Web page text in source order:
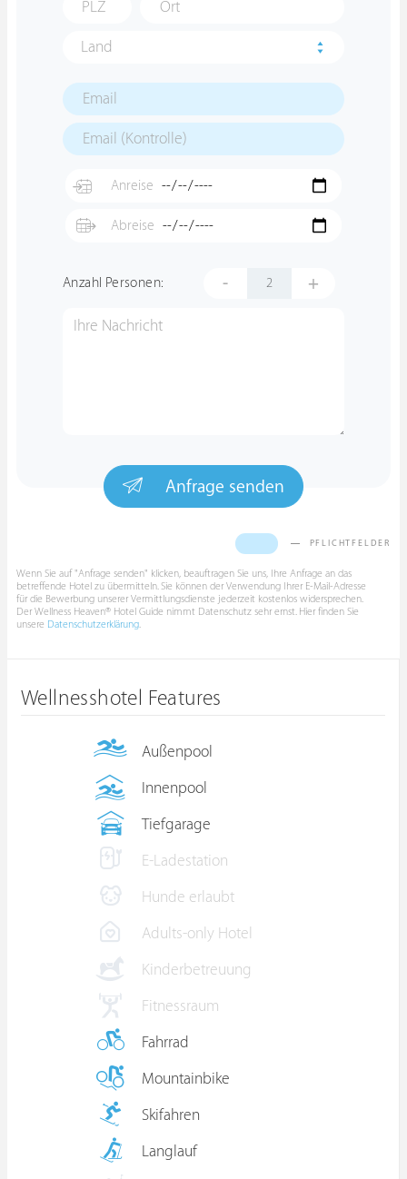
Land
Anzahl Personen: - +
Anfrage senden
PFLICHTFELDER
Wenn Sie auf "Anfrage senden" klicken, beauftragen Sie uns, Ihre Anfrage an das
betreffende Hotel zu übermitteln. Sie können der Verwendung Ihrer E-Mail-Adresse
für die Bewerbung unserer Vermittlungsdienste jederzeit kostenlos widersprechen.
Der Wellness Heaven® Hotel Guide nimmt Datenschutz sehr ernst. Hier finden Sie
unsere Datenschutzerklärung.
Wellnesshotel Features
Außenpool
Innenpool
Tiefgarage
E-Ladestation
Hunde erlaubt
Adults-only Hotel
Kinderbetreuung
Fitnessraum
Fahrrad
Mountainbike
Skifahren
Langlauf